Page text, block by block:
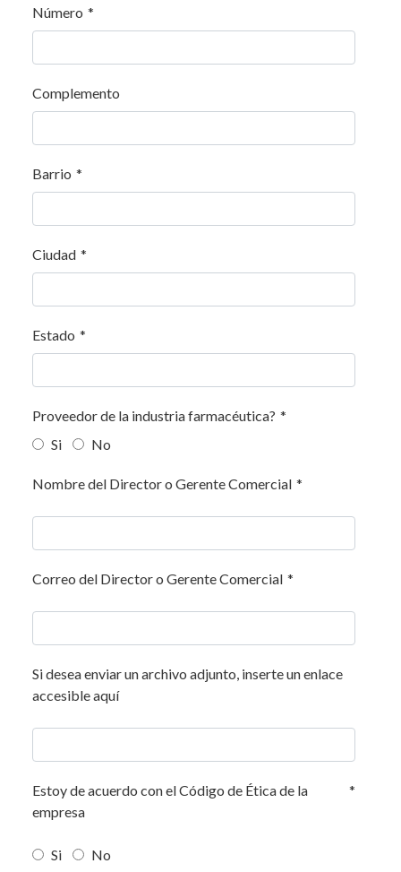
Número *
Complemento
Barrio *
Ciudad *
Estado *
Proveedor de la industria farmacéutica? *
Si
No
Nombre del Director o Gerente Comercial *
Correo del Director o Gerente Comercial *
Si desea enviar un archivo adjunto, inserte un enlace
accesible aquí
Estoy de acuerdo con el Código de Ética de la
empresa
*
Si No